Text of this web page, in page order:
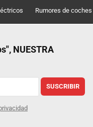
Rumores de coches
NUESTRA
SUSCRIBIR